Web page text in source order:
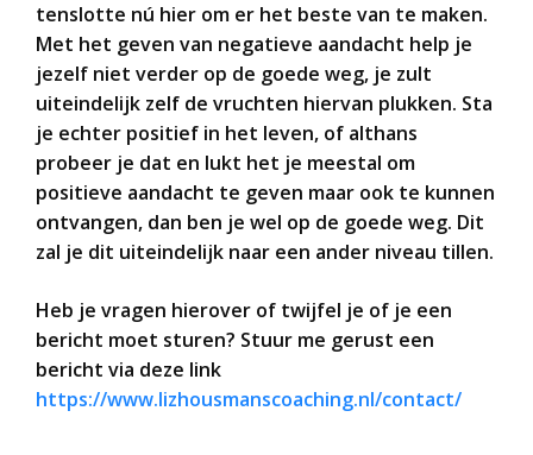
tenslotte nú hier om er het beste van te maken.
Met het geven van negatieve aandacht help je
jezelf niet verder op de goede weg, je zult
uiteindelijk zelf de vruchten hiervan plukken. Sta
je echter positief in het leven, of althans
probeer je dat en lukt het je meestal om
positieve aandacht te geven maar ook te kunnen
ontvangen, dan ben je wel op de goede weg. Dit
zal je dit uiteindelijk naar een ander niveau tillen.
Heb je vragen hierover of twijfel je of je een
bericht moet sturen? Stuur me gerust een
bericht via deze link
https://www.lizhousmanscoaching.nl/contact/